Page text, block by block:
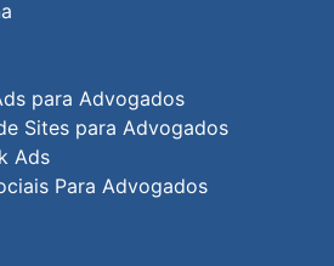
para Advogados
Sites para Advogados
Ads
Para Advogados